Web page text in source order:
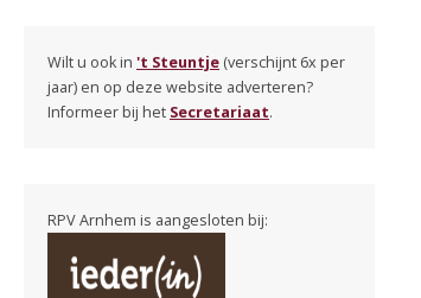
Wilt u ook in 't Steuntje (verschijnt 6x per
jaar) en op deze website adverteren?
Informeer bij het Secretariaat.
RPV Arnhem is aangesloten bij: